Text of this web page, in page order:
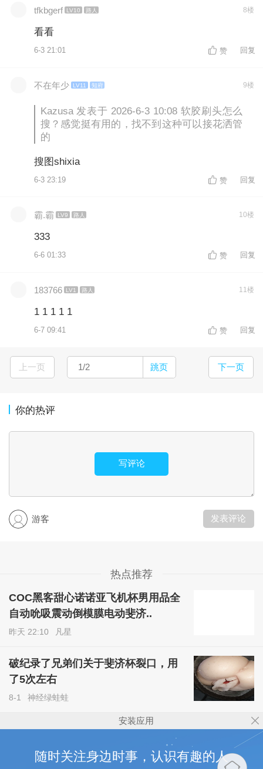
tfkbgerf LV10 路人 8楼
看看
6-3 21:01 赞 回复
不在年少 LV11 知府 9楼
Kazusa 发表于 2026-6-3 10:08 软胶刷头怎么
搜？感觉挺有用的，找不到这种可以接花洒管
的
搜图shixia
6-3 23:19 赞 回复
霸.霸 LV9 路人 10楼
333
6-6 01:33 赞 回复
183766 LV1 路人 11楼
1 1 1 1 1
6-7 09:41 赞 回复
上一页 跳页 下一页
你的热评
写评论
游客 发表评论
热点推荐
COC黑客甜心诺诺亚飞机杯男用品全
自动吮吸震动倒模膜电动斐济..
昨天 22:10 凡星
破纪录了兄弟们关于斐济杯裂口，用
了5次左右
8-1 神经绿蛙蛙
安装应用
随时关注身边时事，认识有趣的人